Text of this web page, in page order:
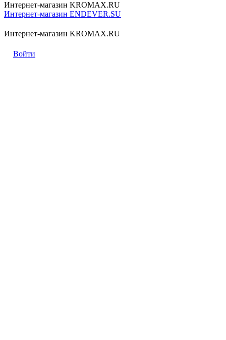
Интернет-магазин KROMAX.RU
Интернет-магазин ENDEVER.SU
Интернет-магазин KROMAX.RU
Войти